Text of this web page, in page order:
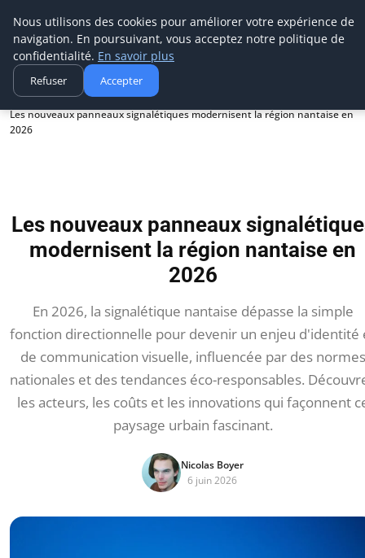
Aecme
Accueil
Les nouveaux panneaux signalétiques modernisent la région nantaise en
2026
Les nouveaux panneaux
modernisent la région nantaise en
2026
En 2026, la signalétique nantaise dépasse la simple
fonction directionnelle pour devenir un enjeu d'identité
de communication visuelle, influencée par des normes
nationales et des tendances éco-responsables.
les acteurs, les coûts et les innovations qui façonnent
paysage urbain fascinant.
Nicolas Boyer
6 juin 2026
Nous utilisons des cookies pour améliorer votre expérience de
navigation. En poursuivant, vous acceptez notre politique de
confidentialité. En savoir plus
Refuser Accepter